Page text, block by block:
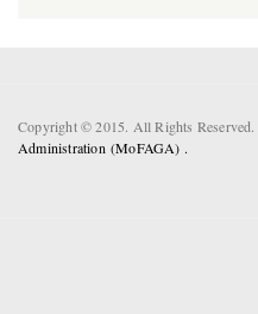
Copyright © 2015. All Rights Reserved.
Administration (MoFAGA) .